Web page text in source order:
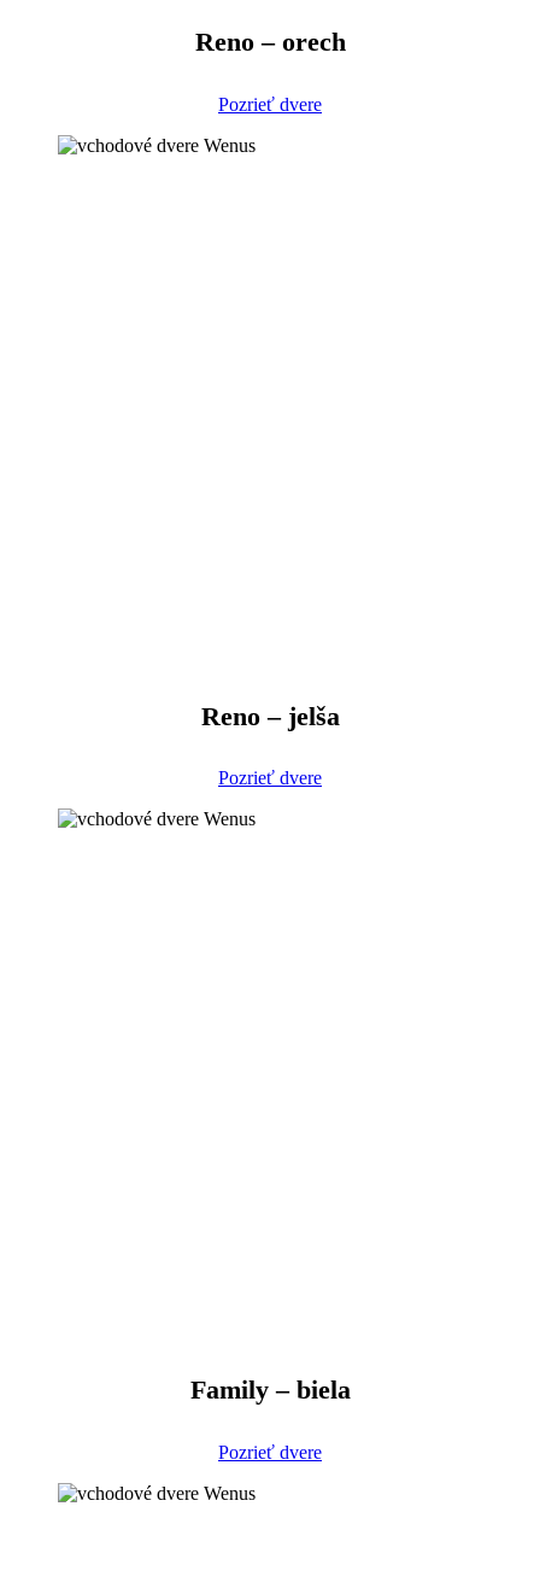
Reno – orech
Pozrieť dvere
Reno – jelša
Pozrieť dvere
Family – biela
Pozrieť dvere